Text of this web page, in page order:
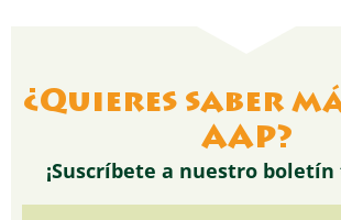
¿Quieres saber
AAP?
¡Suscríbete a nuestro